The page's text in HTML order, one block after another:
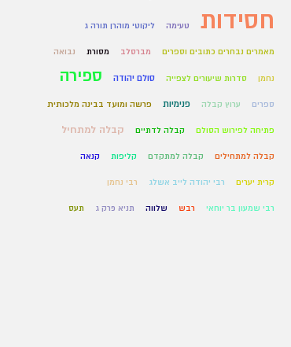
חסידות טעימה ליקוטי מוהרן תורה ג
מאמרים נבחרים כתובים וספרים מברסלב מסורת נבואה
נחמן סדרות שיעורים לצפייה סולם יהודה ספירה
ספרים ערוץ קבלה פנימיות פרשה ומועד בבינה מלכותית
פתיחה לפירוש הסולם קבלה לדתיים קבלה למתחיל
קבלה למתחילים קבלה למתקדם קליפות קנאה
קרית יערים רבי יהודה לייב אשלג רבי נחמן
רבי שמעון בר יוחאי רבש שלווה תניא פרק ג תעס